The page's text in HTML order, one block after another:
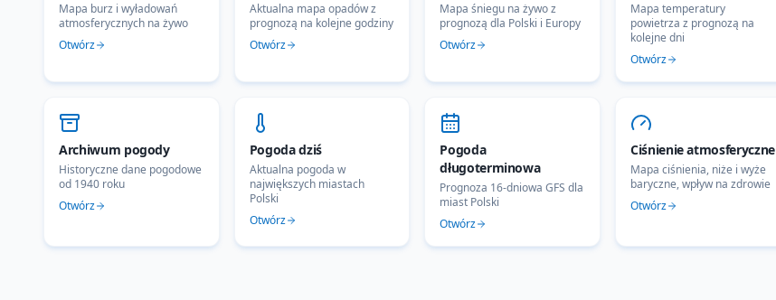
Mapa burz i wyładowań
atmosferycznych na żywo
Otwórz
Aktualna mapa opadów z
prognozą na kolejne godziny
Otwórz
Mapa śniegu na żywo z
prognozą dla Polski i Europy
Otwórz
Mapa temperatury
powietrza z prognozą na
kolejne dni
Otwórz
Archiwum pogody
Historyczne dane pogodowe
od 1940 roku
Otwórz
Pogoda dziś
Aktualna pogoda w
największych miastach
Polski
Otwórz
Pogoda
długoterminowa
Prognoza 16-dniowa GFS dla
miast Polski
Otwórz
Ciśnienie atmosferyczne
Mapa ciśnienia, niże i wyże
baryczne, wpływ na zdrowie
Otwórz